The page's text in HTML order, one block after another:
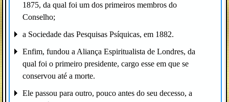
1875, da qual foi um dos primeiros membros do
Conselho;
a Sociedade das Pesquisas Psíquicas, em 1882.
Enfim, fundou a Aliança Espiritualista de Londres, da
qual foi o primeiro presidente, cargo esse em que se
conservou até a morte.
Ele passou para outro, pouco antes do seu decesso, a